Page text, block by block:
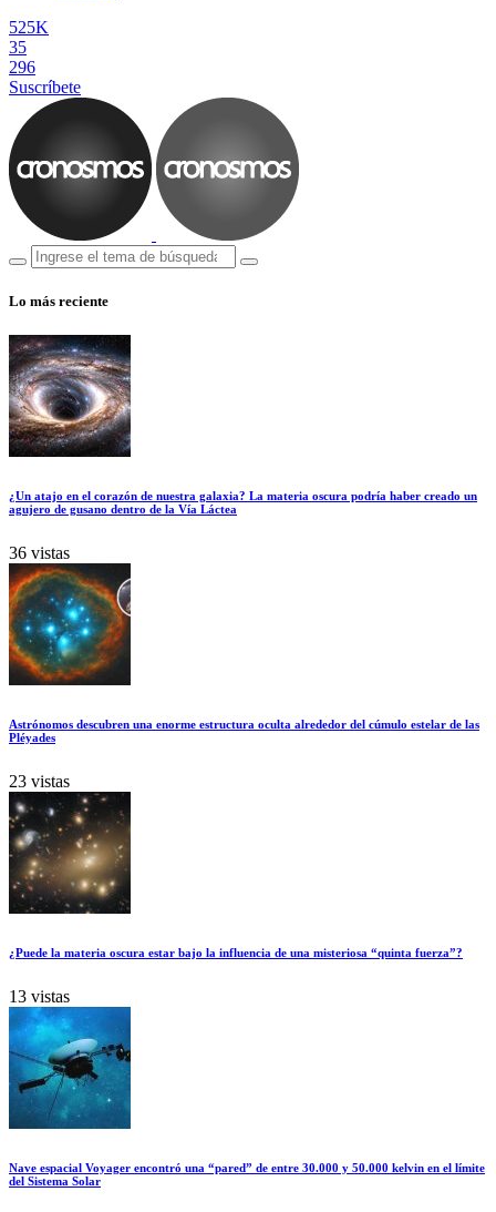
525K
35
296
Suscríbete
Lo más reciente
¿Un atajo en el corazón de nuestra galaxia? La materia oscura podría haber creado un
agujero de gusano dentro de la Vía Láctea
36 vistas
Astrónomos descubren una enorme estructura oculta alrededor del cúmulo estelar de las
Pléyades
23 vistas
¿Puede la materia oscura estar bajo la influencia de una misteriosa “quinta fuerza”?
13 vistas
Nave espacial Voyager encontró una “pared” de entre 30.000 y 50.000 kelvin en el límite
del Sistema Solar